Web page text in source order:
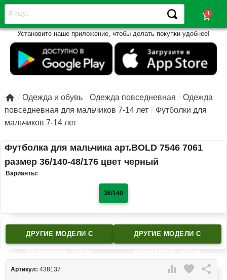
shopping_cart
Установите наше приложение, чтобы делать покупки удобнее!
 Одежда и обувь Одежда повседневная
Одежда
повседневная для мальчиков 7-14 лет
Футболки для
мальчиков 7-14 лет
Футболка для мальчика арт.BOLD 7546 7061
размер 36/140-48/176 цвет черный
Варианты:
36/140
ДРУГИЕ МОДЕЛИ C ДРУГИЕ МОДЕЛИ C
 favorite 
Артикул: 438137